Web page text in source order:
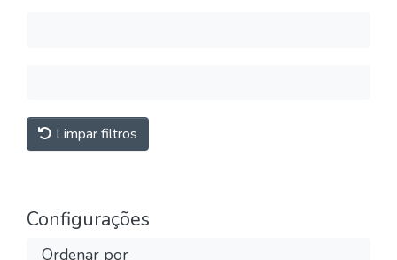
Limpar filtros
Configurações
Ordenar por